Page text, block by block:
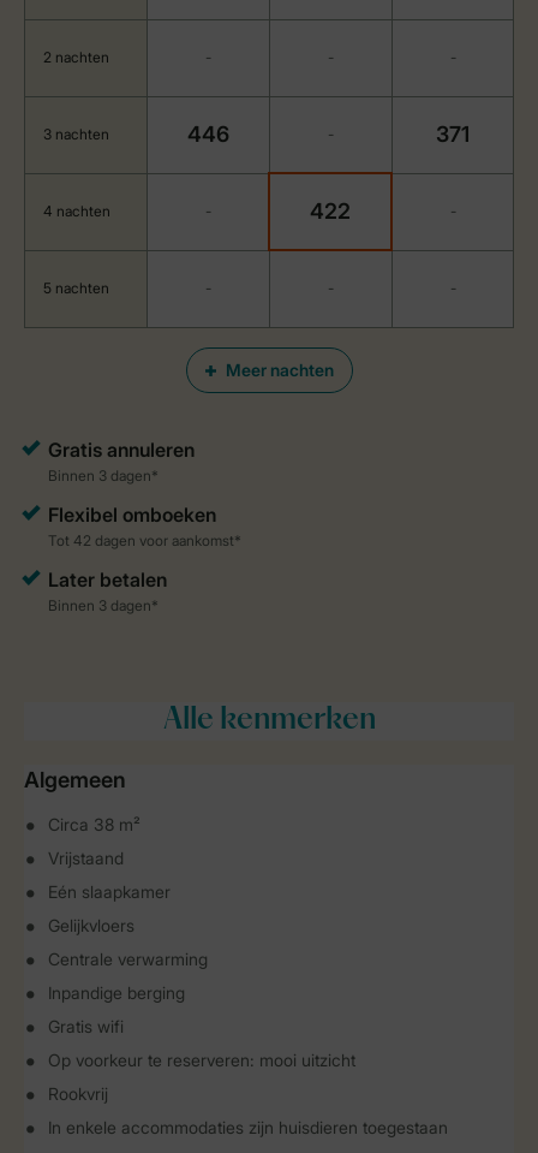
Meer nachten
2 nachten - - -
3 nachten 446 - 371
4 nachten - 422 -
5 nachten - - -
Alle kenmerken
Algemeen
Circa 38 m²
Vrijstaand
Eén slaapkamer
Gelijkvloers
Centrale verwarming
Inpandige berging
Gratis wifi
Op voorkeur te reserveren: mooi uitzicht
Rookvrij
In enkele accommodaties zijn huisdieren toegestaan